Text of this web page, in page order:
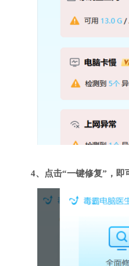
4、点击“一键修复”，